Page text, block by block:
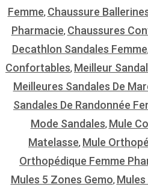
Femme, Chaussure
Pharmacie, Chaussures
Decathlon Sandales Femme,
Confortables, Meilleur
Meilleures Sandales De
Sandales De Randonnée
Mode Sandales, Mule
Matelasse, Mule
Orthopédique Femme
Mules 5 Zones Gemo, Mules